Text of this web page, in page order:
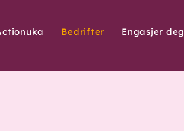
Bedrifter Engasjer deg